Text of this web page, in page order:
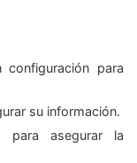
para
su información.
para asegurar la